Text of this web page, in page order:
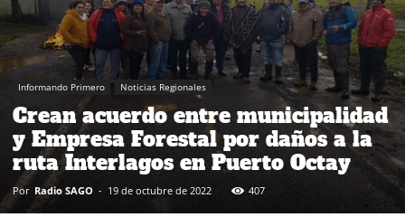
Informando Primero Noticias Regionales
Crean acuerdo entre municipalidad
y Empresa Forestal por daños a la
ruta Interlagos en Puerto Octay
Por Radio SAGO - 19 de octubre de 2022 407